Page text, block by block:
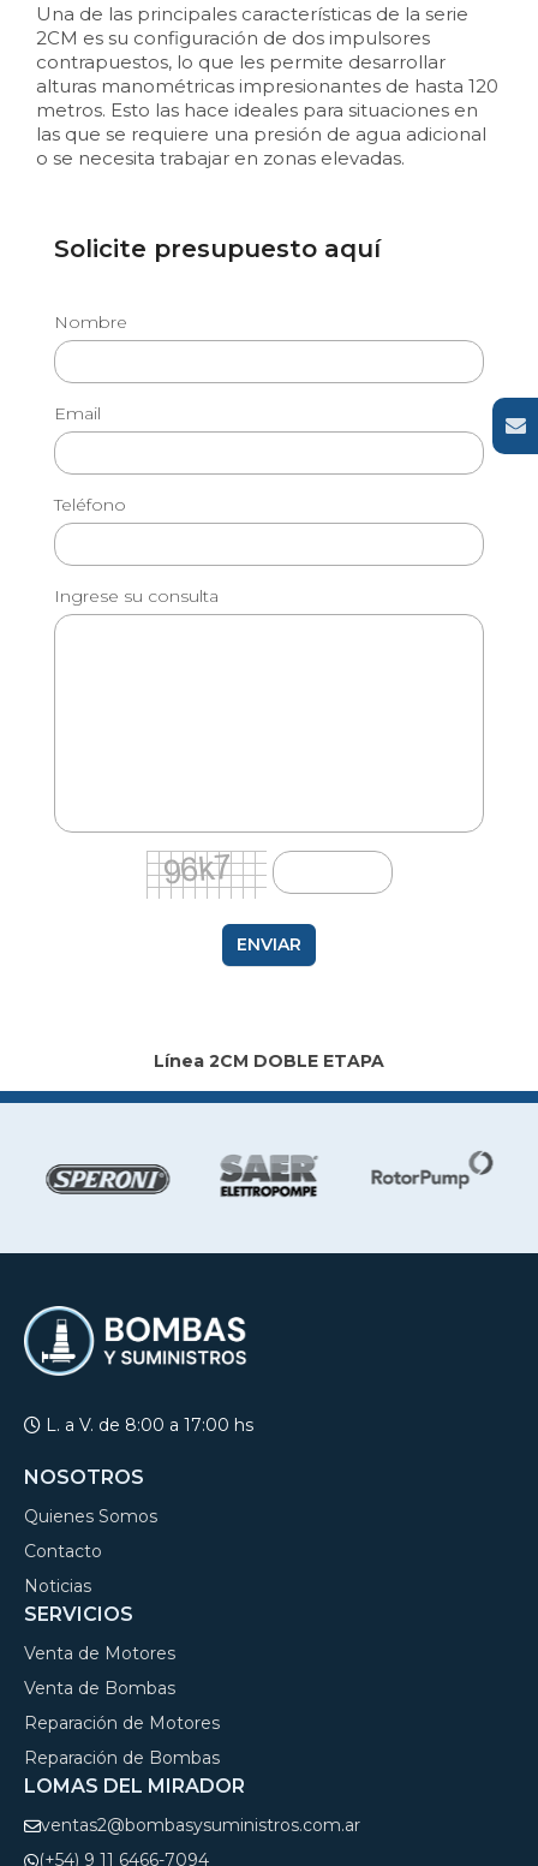
Una de las principales características de la serie
2CM es su configuración de dos impulsores
contrapuestos, lo que les permite desarrollar
alturas manométricas impresionantes de hasta 120
metros. Esto las hace ideales para situaciones en
las que se requiere una presión de agua adicional
o se necesita trabajar en zonas elevadas.
Solicite presupuesto aquí
Nombre
Email
Teléfono
Ingrese su consulta
ENVIAR
Línea 2CM DOBLE ETAPA
L. a V. de 8:00 a 17:00 hs
NOSOTROS
Quienes Somos
Contacto
Noticias
SERVICIOS
Venta de Motores
Venta de Bombas
Reparación de Motores
Reparación de Bombas
LOMAS DEL MIRADOR
ventas2@bombasysuministros.com.ar
(+54) 9 11 6466-7094